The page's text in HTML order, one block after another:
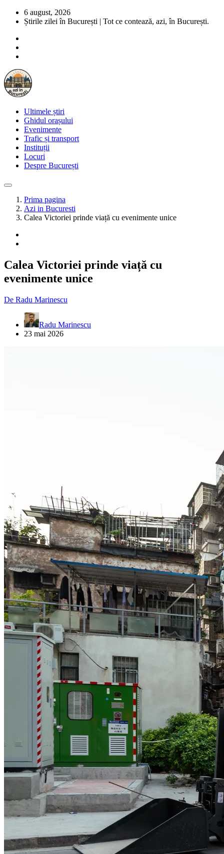
6 august, 2026
Știrile zilei în București | Tot ce contează, azi, în București.
Ultimele știri
Ghidul orașului
Evenimente
Trafic și transport
Instituții
Locuri
Despre București
Prima pagina
Azi in Bucuresti
Calea Victoriei prinde viață cu evenimente unice
Calea Victoriei prinde viață cu
evenimente unice
De Radu Marinescu
Radu Marinescu
23 mai 2026